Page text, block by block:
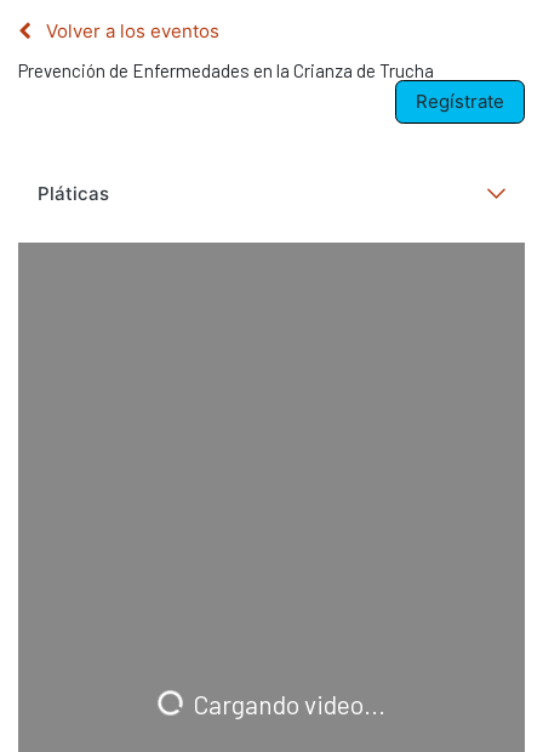
Volver a los eventos
Prevención de Enfermedades en la Crianza de Trucha
Regístrate
Pláticas
Cargando video...